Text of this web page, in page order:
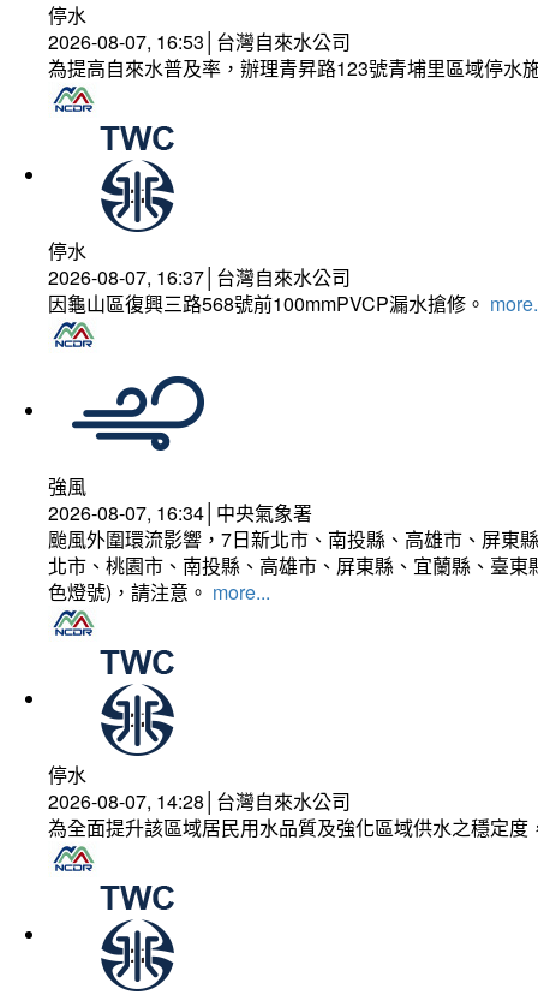
停水
2026-08-07, 16:53│台灣自來水公司
為提高自來水普及率，辦理青昇路123號青埔里區域停水
停水
2026-08-07, 16:37│台灣自來水公司
因龜山區復興三路568號前100mmPVCP漏水搶修。
強風
2026-08-07, 16:34│中央氣象署
颱風外圍環流影響，7日新北市、南投縣、高雄市、屏東
北市、桃園市、南投縣、高雄市、屏東縣、宜蘭縣、臺
色燈號)，請注意。 more...
停水
2026-08-07, 14:28│台灣自來水公司
為全面提升該區域居民用水品質及強化區域供水之穩定